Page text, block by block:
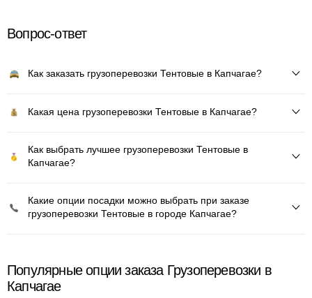
Вопрос-ответ
Как заказать грузоперевозки Тентовые в Капчагае?
Какая цена грузоперевозки Тентовые в Капчагае?
Как выбрать лучшее грузоперевозки Тентовые в
Капчагае?
Какие опции посадки можно выбрать при заказе
грузоперевозки Тентовые в городе Капчагае?
Популярные опции заказа Грузоперевозки в
Капчагае